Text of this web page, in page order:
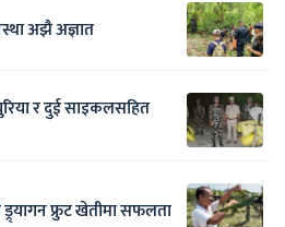
अझै अज्ञात
र दुई साइकलसहित
फ्रुट खेतीमा सफलता